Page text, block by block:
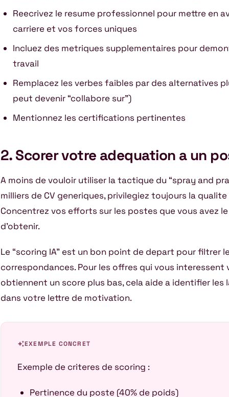
Reecrivez le resume professionnel pour mettre en
carriere et vos forces uniques
Incluez des metriques supplementaires pour
travail
Remplacez les verbes faibles par des alternatives
peut devenir “collabore sur”)
Mentionnez les certifications pertinentes
2. Scorer votre adequation a un
A moins de vouloir utiliser la tactique du “spray and
milliers de CV generiques, privilegiez toujours la
Concentrez vos efforts sur les postes que vous avez
d’obtenir.
Le “scoring IA” est un bon point de depart pour filtrer
correspondances. Pour les offres qui vous interessent
obtiennent un score plus bas, cela aide a identifier les
dans votre lettre de motivation.
auto_awesomeEXEMPLE CONCRET
Exemple de criteres de scoring :
Pertinence du poste (40% de poids)